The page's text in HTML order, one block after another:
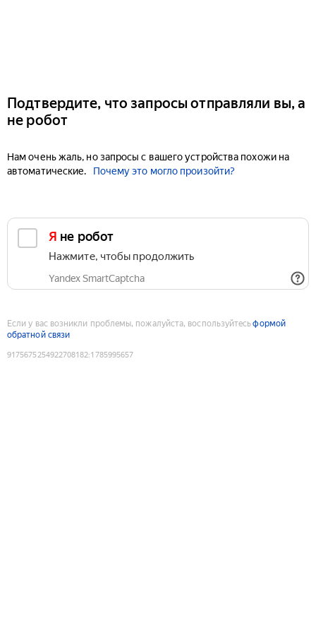
Подтвердите, что запросы отправляли вы, а
не робот
Нам очень жаль, но запросы с вашего устройства похожи на
автоматические.
Почему это могло произойти?
Я не робот
Нажмите, чтобы продолжить
Yandex SmartCaptcha
Если у вас возникли проблемы, пожалуйста, воспользуйтесьформой
обратной связи
9175675254922708182:1785995657